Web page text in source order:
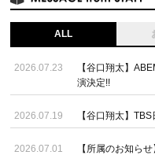
ALL
2026.07.23
【谷口翔太】
演決定!!
2026.07.19 【谷口翔太】
2026.07.01 【所属のお知ら